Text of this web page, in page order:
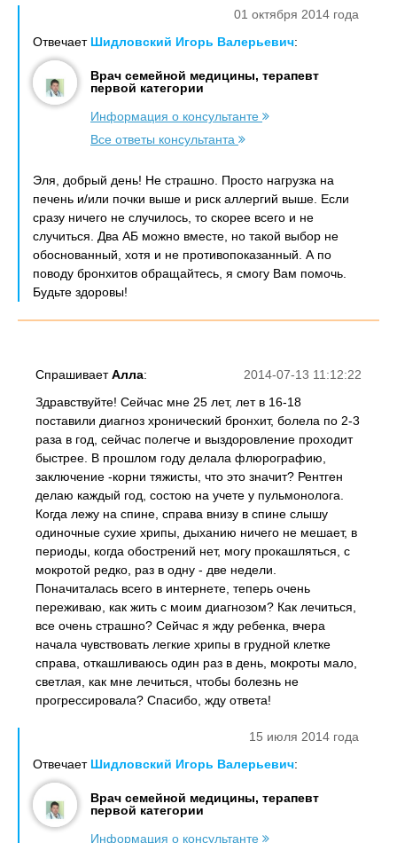
01 октября 2014 года
Отвечает Шидловский Игорь Валерьевич:
Врач семейной медицины, терапевт
первой категории
Информация о консультанте
Все ответы консультанта
Эля, добрый день! Не страшно. Просто нагрузка на
печень и/или почки выше и риск аллергий выше. Если
сразу ничего не случилось, то скорее всего и не
случиться. Два АБ можно вместе, но такой выбор не
обоснованный, хотя и не противопоказанный. А по
поводу бронхитов обращайтесь, я смогу Вам помочь.
Будьте здоровы!
2014-07-13 11:12:22
СпрашиваетАлла:
Здравствуйте! Сейчас мне 25 лет, лет в 16-18
поставили диагноз хронический бронхит, болела по 2-3
раза в год, сейчас полегче и выздоровление проходит
быстрее. В прошлом году делала флюрографию,
заключение -корни тяжисты, что это значит? Рентген
делаю каждый год, состою на учете у пульмонолога.
Когда лежу на спине, справа внизу в спине слышу
одиночные сухие хрипы, дыханию ничего не мешает, в
периоды, когда обострений нет, могу прокашляться, с
мокротой редко, раз в одну - две недели.
Поначиталась всего в интернете, теперь очень
переживаю, как жить с моим диагнозом? Как лечиться,
все очень страшно? Сейчас я жду ребенка, вчера
начала чувствовать легкие хрипы в грудной клетке
справа, откашливаюсь один раз в день, мокроты мало,
светлая, как мне лечиться, чтобы болезнь не
прогрессировала? Спасибо, жду ответа!
15 июля 2014 года
Отвечает Шидловский Игорь Валерьевич:
Врач семейной медицины, терапевт
первой категории
Информация о консультанте